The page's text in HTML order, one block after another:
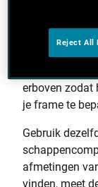
hoogste item
frame en de
Langs de
20 cm extra
erboven zodat
je frame te
Gebruik
afmetingen
vinden, meet
Reject All